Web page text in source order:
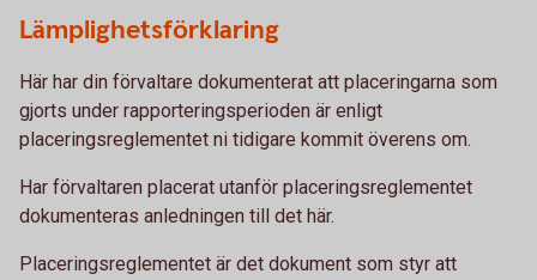
Lämplighetsförklaring
Här har din förvaltare dokumenterat att placeringarna som
gjorts under rapporteringsperioden är enligt
placeringsreglementet ni tidigare kommit överens om.
Har förvaltaren placerat utanför placeringsreglementet
dokumenteras anledningen till det här.
Placeringsreglementet är det dokument som styr att